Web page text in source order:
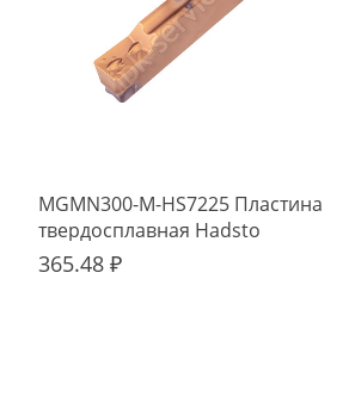
MGMN300-M-HS7225 Пластина
твердосплавная Hadsto
365.48 ₽